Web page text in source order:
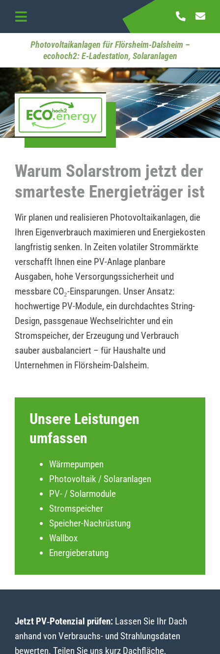
content
Toggle
Navigation
Startseite
Referenzen
Kontakt
Photovoltaikanlagen für Flörsheim-Dalsheim –
ecohoch2: E-Ladestation, Solaranlagen
Warum Solarstrom jetzt der
smarteste Energieträger ist
Wir planen und realisieren Photovoltaikanlagen, die
Ihren Eigenverbrauch maximieren und Energiekosten
langfristig senken. In Zeiten volatiler Strommärkte
verschafft Ihnen eine PV-Anlage planbare
Ausgaben, hohe Versorgungssicherheit und
messbare CO₂-Einsparungen. Unser Ansatz:
hochwertige PV-Module, ein durchdachtes String-
Design, passgenaue Wechselrichter und ein
Stromspeicher, der Erzeugung und Verbrauch
sauber ausbalanciert – für Haushalte und
Unternehmen in Flörsheim-Dalsheim.
Unsere Leistungen
umfassen
Wärmepumpen
Photovoltaik / Solaranlagen
PV- / Solarmodule
Stromspeicher
Speicher-Nachrüstung
Wallbox
Energieberatung
Jetzt PV‑Potenzial prüfen:Lassen Sie Ihr Dach
anhand von Verbrauchs- und Strahlungsdaten
bewerten. Teilen Sie uns kurz Dachfläche,